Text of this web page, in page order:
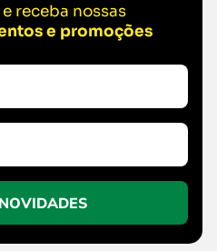
receba nossas
e promoções